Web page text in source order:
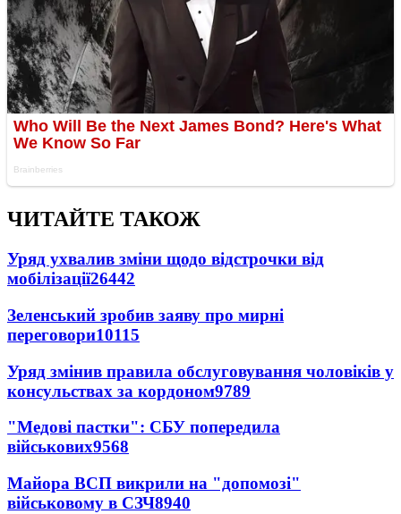
ЧИТАЙТЕ ТАКОЖ
Уряд ухвалив зміни щодо відстрочки від
мобілізації26442
Зеленський зробив заяву про мирні
переговори10115
Уряд змінив правила обслуговування чоловіків у
консульствах за кордоном9789
"Медові пастки": СБУ попередила
військових9568
Майора ВСП викрили на "допомозі"
військовому в СЗЧ8940